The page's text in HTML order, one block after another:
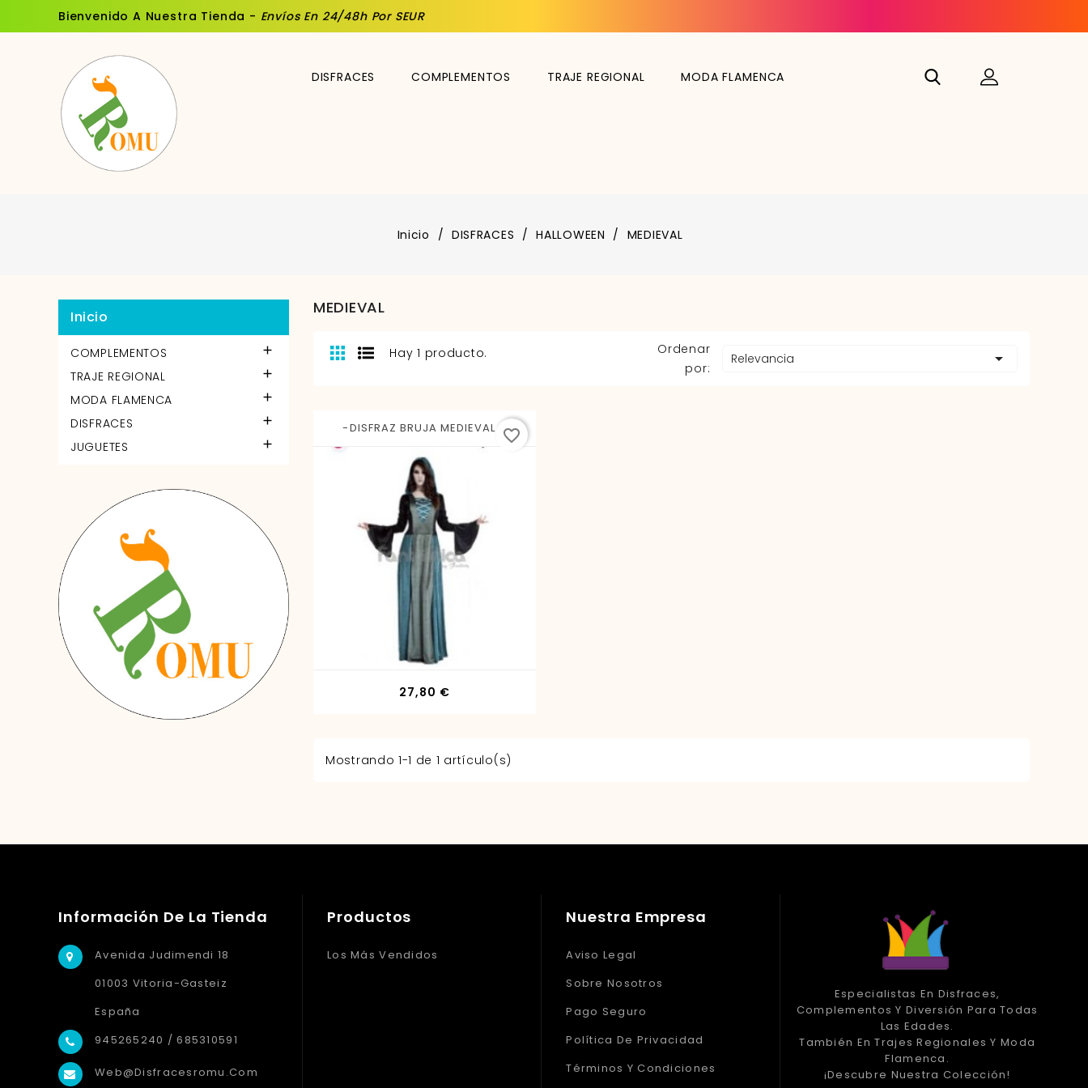
Bienvenido A Nuestra Tienda - Envíos En 24/48h Por SEUR
DISFRACES COMPLEMENTOS TRAJE REGIONAL MODA FLAMENCA
Inicio DISFRACES HALLOWEEN MEDIEVAL
Inicio
COMPLEMENTOS 
TRAJE REGIONAL 
MODA FLAMENCA 
DISFRACES 
JUGUETES 
MEDIEVAL
Hay 1 producto.
Ordenar
por:
Relevancia 
-DISFRAZ BRUJA MEDIEVAL S
27,80 €Precio
favorite_border
Mostrando 1-1 de 1 artículo(s)
Información De La Tienda
Avenida Judimendi 18
01003 Vitoria-Gasteiz
España
945265240 / 685310591
Web@disfracesromu.com
Productos
Los Más Vendidos
Nuestra Empresa
Aviso Legal
Sobre Nosotros
Pago Seguro
Política De Privacidad
Términos Y Condiciones
Especialistas En Disfraces,
Complementos Y Diversión Para Todas
Las Edades.
También En Trajes Regionales Y Moda
Flamenca.
¡Descubre Nuestra Colección!